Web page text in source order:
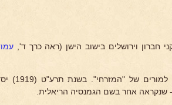
חברון וירושלים בישוב הישן (ראה כרך ד',
עשרים שנה עסק בהוראה: בסמינר למורים הכללי; בסמינר למורים של
שנקראה אחר בשם הגמנסיה הריאלית.